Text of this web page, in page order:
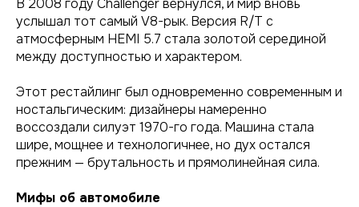
услышал тот самый V8-рык. Версия R/T с
атмосферным HEMI 5.7 стала золотой серединой
между доступностью и характером.
Этот рестайлинг был одновременно современным и
ностальгическим: дизайнеры намеренно
воссоздали силуэт 1970-го года. Машина стала
шире, мощнее и технологичнее, но дух остался
прежним — брутальность и прямолинейная сила.
Мифы об автомобиле